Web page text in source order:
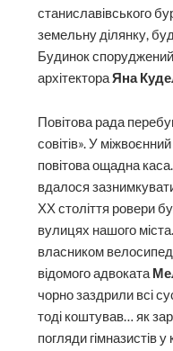
станиславівського
земельну ділянку,
Будинок
архітектораЯна
Повітова рада
совітів». У
повітова ощадна
вдалося
ХХ століття ровери
вулицях нашого
власником
відомого адвоката
чорно заздрили всі
тоді коштував… як
погляди гімназистів у